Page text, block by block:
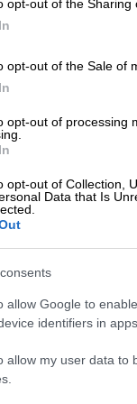
opt-out of the Sharing
opt-out of the Sale of
opt-out of processing
opt-out of Collection,
Data that Is
allow Google to
identifiers in apps.
allow my user data to
Έγινε
η Νότια
το ματς
Αθλητισμός|
Όμιλος -